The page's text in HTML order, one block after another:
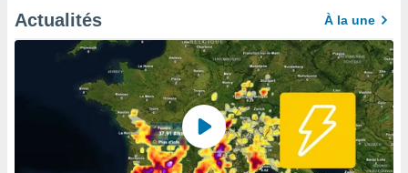
Actualités À la une